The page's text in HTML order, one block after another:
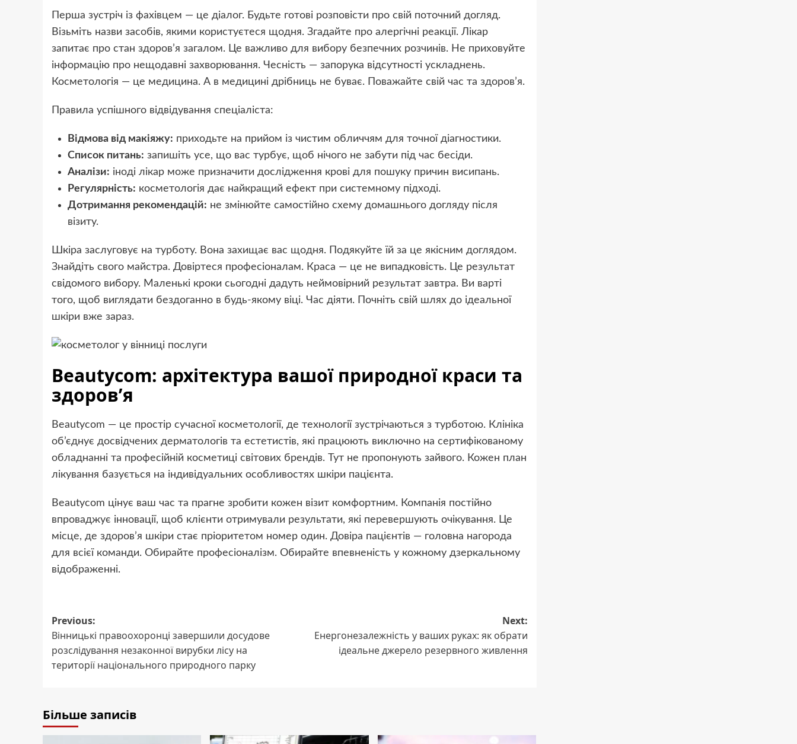
Перша зустріч із фахівцем — це діалог. Будьте готові розповісти про свій поточний догляд.
Візьміть назви засобів, якими користуєтеся щодня. Згадайте про алергічні реакції. Лікар
запитає про стан здоров’я загалом. Це важливо для вибору безпечних розчинів. Не приховуйте
інформацію про нещодавні захворювання. Чесність — запорука відсутності ускладнень.
Косметологія — це медицина. А в медицині дрібниць не буває. Поважайте свій час та здоров’я.
Правила успішного відвідування спеціаліста:
Відмова від макіяжу: приходьте на прийом із чистим обличчям для точної діагностики.
Список питань: запишіть усе, що вас турбує, щоб нічого не забути під час бесіди.
Аналізи: іноді лікар може призначити дослідження крові для пошуку причин висипань.
Регулярність: косметологія дає найкращий ефект при системному підході.
Дотримання рекомендацій: не змінюйте самостійно схему домашнього догляду після
візиту.
Шкіра заслуговує на турботу. Вона захищає вас щодня. Подякуйте їй за це якісним доглядом.
Знайдіть свого майстра. Довіртеся професіоналам. Краса — це не випадковість. Це результат
свідомого вибору. Маленькі кроки сьогодні дадуть неймовірний результат завтра. Ви варті
того, щоб виглядати бездоганно в будь-якому віці. Час діяти. Почніть свій шлях до ідеальної
шкіри вже зараз.
Beautycom: архітектура вашої природної краси та
здоров’я
Beautycom — це простір сучасної косметології, де технології зустрічаються з турботою. Клініка
об’єднує досвідчених дерматологів та естетистів, які працюють виключно на сертифікованому
обладнанні та професійній косметиці світових брендів. Тут не пропонують зайвого. Кожен план
лікування базується на індивідуальних особливостях шкіри пацієнта.
Beautycom цінує ваш час та прагне зробити кожен візит комфортним. Компанія постійно
впроваджує інновації, щоб клієнти отримували результати, які перевершують очікування. Це
місце, де здоров’я шкіри стає пріоритетом номер один. Довіра пацієнтів — головна нагорода
для всієї команди. Обирайте професіоналізм. Обирайте впевненість у кожному дзеркальному
відображенні.
Post
navigation
Previous:
Вінницькі правоохоронці завершили досудове
розслідування незаконної вирубки лісу на
території національного природного парку
Next:
Енергонезалежність у ваших руках: як обрати
ідеальне джерело резервного живлення
Більше записів